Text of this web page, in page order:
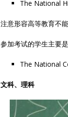
The National
注意形容高等教育不
参加考试的学生主要
The National
文科、理科